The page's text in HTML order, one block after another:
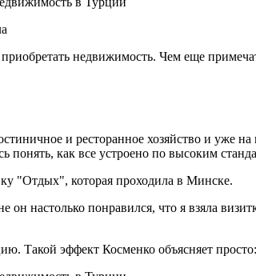
недвижимость. Чем еще
и ресторанное хозяйство и уже
понять, как все устроено по высоким
"Отдых", которая проходила в Минске.
настолько понравился, что я взяла
Такой эффект Косменко объясняет